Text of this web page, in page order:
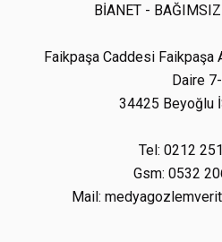
BİANET -
Faikpaşa Caddesi Faikpaşa
Daire
34425 Beyoğlu
Tel: 0212
Gsm: 0532
Mail: